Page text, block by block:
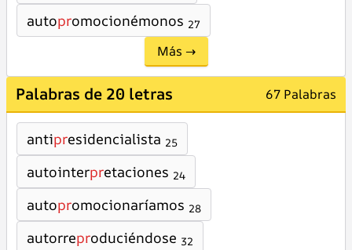
autopromocionémonos 27
Más →
Palabras de 20 letras 67 Palabras
antipresidencialista 25
autointerpretaciones 24
autopromocionaríamos 28
autorreproduciéndose 32